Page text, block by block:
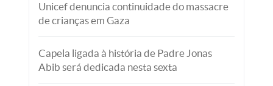
Unicef denuncia continuidade do massacre
de crianças em Gaza
Capela ligada à história de Padre Jonas
Abib será dedicada nesta sexta